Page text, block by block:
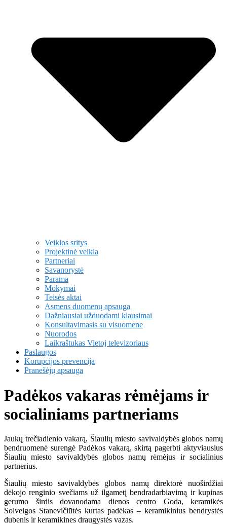
Veiklos sritys
Projektinė veikla
Partneriai
Savanorystė
Parama
Mokymai
Teisės aktai
Asmens duomenų apsauga
Dažniausiai užduodami klausimai
Konsultavimasis su visuomene
Nuorodos
Laikraštukas Vietoj televizoriaus
Paslaugos
Korupcijos prevencija
Pranešėjų apsauga
Padėkos vakaras rėmėjams ir
socialiniams partneriams
Jaukų trečiadienio vakarą, Šiaulių miesto savivaldybės globos namų
bendruomenė surengė Padėkos vakarą, skirtą pagerbti aktyviausius
Šiaulių miesto savivaldybės globos namų rėmėjus ir socialinius
partnerius.
Šiaulių miesto savivaldybės globos namų direktorė nuoširdžiai
dėkojo renginio svečiams už ilgametį bendradarbiavimą ir kupinas
gerumo širdis dovanodama dienos centro Goda, keramikės
Solveigos Stanevičiūtės kurtas padėkas – keramikinius bendrystės
dubenis ir keramikines draugystės vazas.